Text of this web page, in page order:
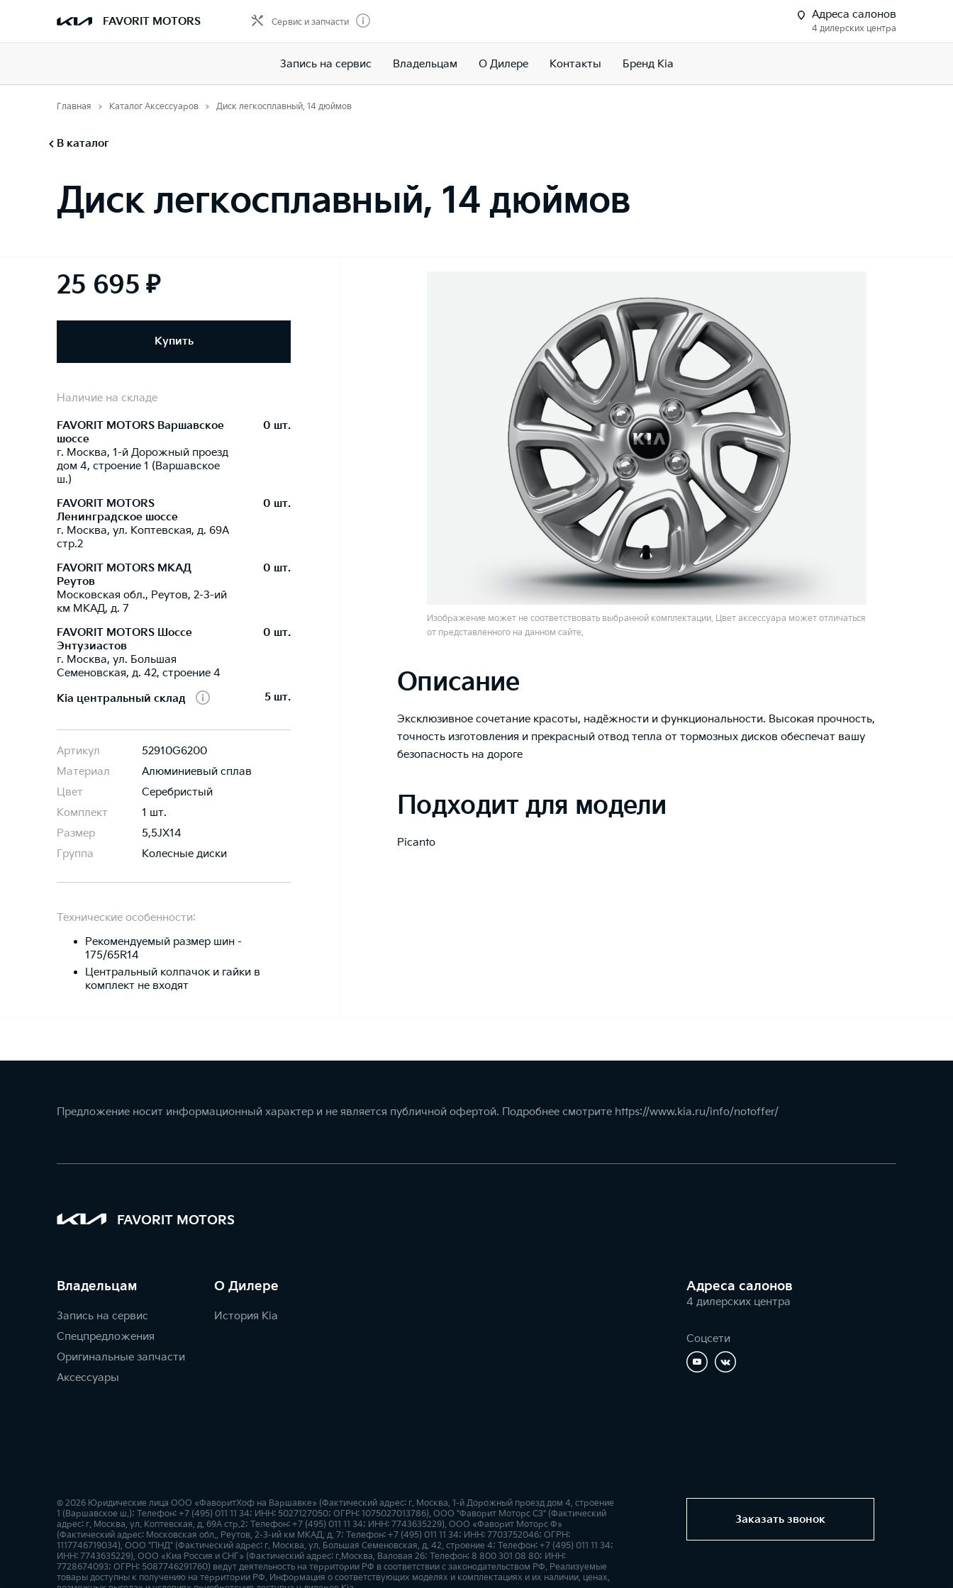
FAVORIT MOTORS Сервис и запчасти
Адреса салонов
4 дилерских центра
Запись на сервис Владельцам О Дилере Контакты Бренд Kia
Главная Каталог Аксессуаров Диск легкосплавный, 14 дюймов
В каталог
Диск легкосплавный, 14 дюймов
25 695 ₽
Купить
Наличие на складе
FAVORIT MOTORS Варшавское
шоссе
г. Москва, 1-й Дорожный проезд
дом 4, строение 1 (Варшавское
ш.)
0 шт.
FAVORIT MOTORS
Ленинградское шоссе
г. Москва, ул. Коптевская, д. 69А
стр.2
0 шт.
FAVORIT MOTORS МКАД
Реутов
Московская обл., Реутов, 2-3-ий
км МКАД, д. 7
0 шт.
FAVORIT MOTORS Шоссе
Энтузиастов
г. Москва, ул. Большая
Семеновская, д. 42, строение 4
0 шт.
Kia центральный склад 5 шт.
Артикул
52910G6200
Материал
Алюминиевый сплав
Цвет
Серебристый
Комплект
1 шт.
Размер
5,5JХ14
Группа
Колесные диски
Технические особенности:
Рекомендуемый размер шин -
175/65R14
Центральный колпачок и гайки в
комплект не входят
Изображение может не соответствовать выбранной комплектации. Цвет аксессуара может отличаться
от представленного на данном сайте.
Описание
Эксклюзивное сочетание красоты, надёжности и функциональности. Высокая прочность,
точность изготовления и прекрасный отвод тепла от тормозных дисков обеспечат вашу
безопасность на дороге
Подходит для модели
Picanto
Предложение носит информационный характер и не является публичной офертой. Подробнее смотрите https://www.kia.ru/info/notoffer/
FAVORIT MOTORS
Владельцам
Запись на сервис
Спецпредложения
Оригинальные запчасти
Аксессуары
О Дилере
История Kia
Адреса салонов
4 дилерских центра
Соцсети
Заказать звонок
© 2026 Юридические лица ООО «ФаворитХоф на Варшавке» (Фактический адрес: г. Москва, 1-й Дорожный проезд дом 4, строение
1 (Варшавское ш.); Телефон: +7 (495) 011 11 34; ИНН: 5027127050; ОГРН: 1075027013786), ООО "Фаворит Моторс СЗ" (Фактический
адрес: г. Москва, ул. Коптевская, д. 69А стр.2; Телефон: +7 (495) 011 11 34; ИНН: 7743635229), ООО «Фаворит Моторс Ф»
(Фактический адрес: Московская обл., Реутов, 2-3-ий км МКАД, д. 7; Телефон: +7 (495) 011 11 34; ИНН: 7703752046; ОГРН:
1117746719034), ООО "ПНД" (Фактический адрес: г. Москва, ул. Большая Семеновская, д. 42, строение 4; Телефон: +7 (495) 011 11 34;
ИНН: 7743635229), ООО «Киа Россия и СНГ» (Фактический адрес: г.Москва, Валовая 26; Телефон: 8 800 301 08 80; ИНН:
7728674093; ОГРН: 5087746291760) ведут деятельность на территории РФ в соответствии с законодательством РФ. Реализуемые
товары доступны к получению на территории РФ. Информация о соответствующих моделях и комплектациях и их наличии, ценах,